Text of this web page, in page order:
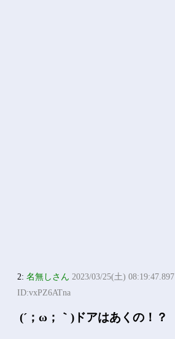
2:名無しさん 2023/03/25(土) 08:19:47.897
ID:vxPZ6ATna
(´；ω；｀)ドアはあくの！？